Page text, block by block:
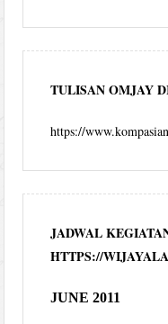
TULISAN OMJAY
https://
JADWAL
HTTPS://
JUNE 2011